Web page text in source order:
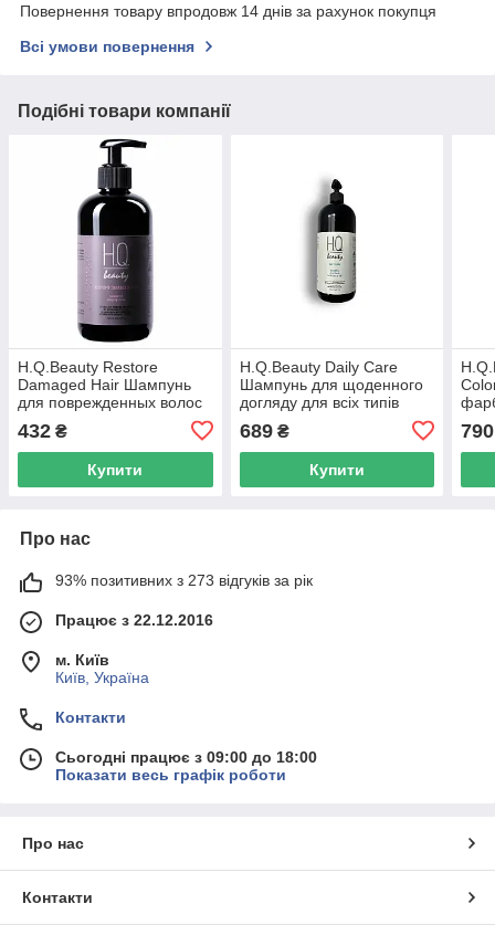
Повернення товару впродовж 14 днів за рахунок покупця
Всі умови повернення
Подібні товари компанії
H.Q.Beauty Restore
Damaged Hair Шампунь
для поврежденных волос
432 ₴
Купити
H.Q.Beauty Daily Care
Шампунь для щоденного
догляду для всіх типів
689₴
Купити
790
Про нас
93% позитивних з 273 відгуків за рік
Працює з 22.12.2016
м. Київ
Київ, Україна
Контакти
Сьогодні працює з 09:00 до 18:00
Показати весь графік роботи
Про нас
Контакти